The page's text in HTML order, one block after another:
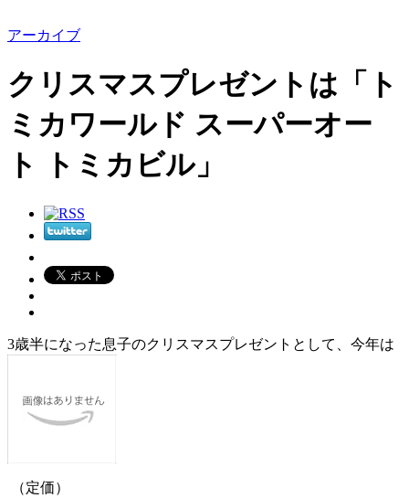
アーカイブ
クリスマスプレゼントは「ト
ミカワールド スーパーオー
ト トミカビル」
3歳半になった息子のクリスマスプレゼントとして、今年は
（定価）